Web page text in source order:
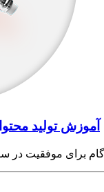
آموزش تولید